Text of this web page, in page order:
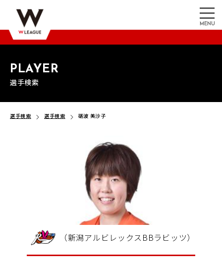
MENU
PLAYER
選手検索
選手検索 選手検索 砺波 美沙子
（新潟アルビレックスBBラビッツ）